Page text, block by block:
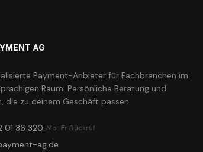
AG
Payment-Anbieter für Fachbranchen im
Raum. Persönliche Beratung und
die zu deinem Geschäft passen.
01 36 320· Mo–Fr Rückruf
ag.de